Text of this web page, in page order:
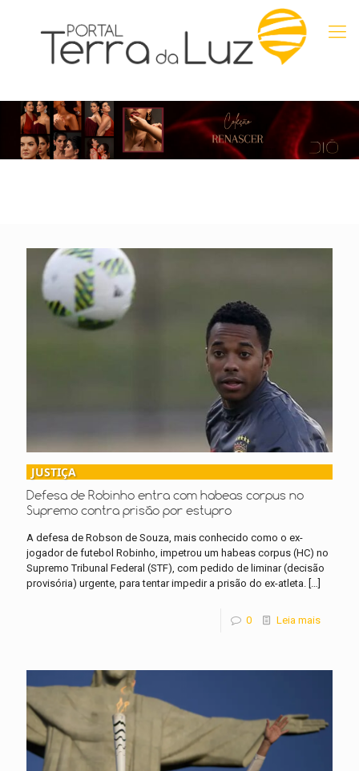
JUSTIÇA
Defesa de Robinho entra com habeas corpus no
Supremo contra prisão por estupro
A defesa de Robson de Souza, mais conhecido como o ex-
jogador de futebol Robinho, impetrou um habeas corpus (HC) no
Supremo Tribunal Federal (STF), com pedido de liminar (decisão
provisória) urgente, para tentar impedir a prisão do ex-atleta. […]
0 Leia mais